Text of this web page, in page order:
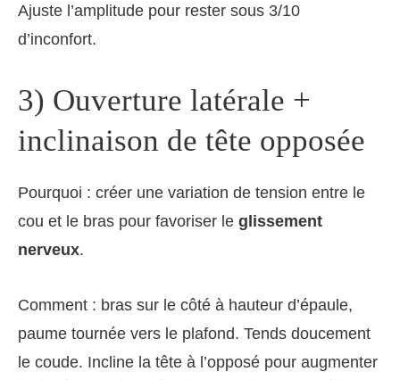
Ajuste l’amplitude pour rester sous 3/10
d’inconfort.
3) Ouverture latérale +
inclinaison de tête opposée
Pourquoi : créer une variation de tension entre le
cou et le bras pour favoriser le glissement
nerveux.
Comment : bras sur le côté à hauteur d’épaule,
paume tournée vers le plafond. Tends doucement
le coude. Incline la tête à l’opposé pour augmenter